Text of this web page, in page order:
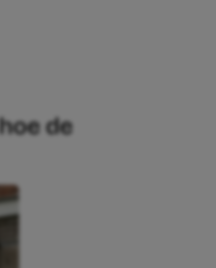
de